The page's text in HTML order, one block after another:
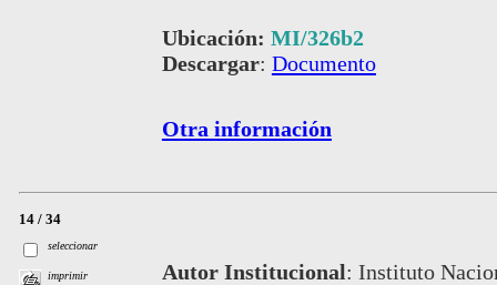
Ubicación: MI/326b2
Descargar: Documento
Otra información
14 / 34
seleccionar
imprimir Autor Institucional: Instituto